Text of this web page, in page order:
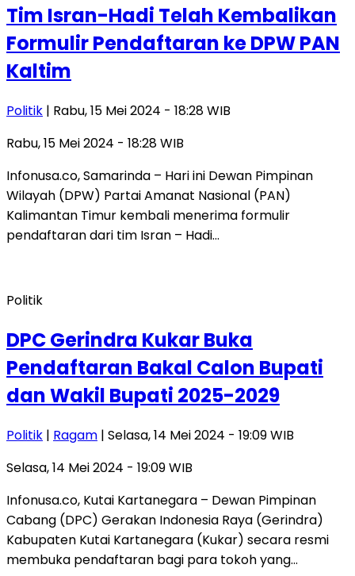
Tim Isran-Hadi Telah Kembalikan
Formulir Pendaftaran ke DPW PAN
Kaltim
Politik | Rabu, 15 Mei 2024 - 18:28 WIB
Rabu, 15 Mei 2024 - 18:28 WIB
Infonusa.co, Samarinda – Hari ini Dewan Pimpinan
Wilayah (DPW) Partai Amanat Nasional (PAN)
Kalimantan Timur kembali menerima formulir
pendaftaran dari tim Isran – Hadi…
Politik
DPC Gerindra Kukar Buka
Pendaftaran Bakal Calon Bupati
dan Wakil Bupati 2025-2029
Politik | Ragam | Selasa, 14 Mei 2024 - 19:09 WIB
Selasa, 14 Mei 2024 - 19:09 WIB
Infonusa.co, Kutai Kartanegara – Dewan Pimpinan
Cabang (DPC) Gerakan Indonesia Raya (Gerindra)
Kabupaten Kutai Kartanegara (Kukar) secara resmi
membuka pendaftaran bagi para tokoh yang…